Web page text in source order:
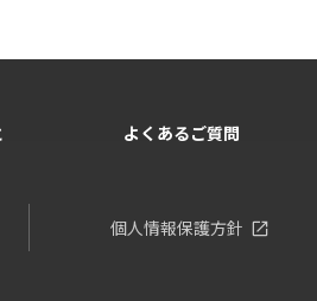
よくあるご質問
個人情報保護方針